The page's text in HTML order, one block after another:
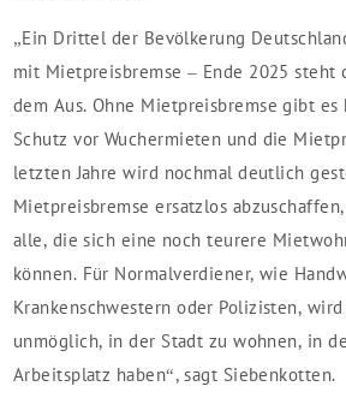
„Ein Drittel der Bevölkerung
mit Mietpreisbremse – Ende 2025 steht
dem Aus. Ohne Mietpreisbremse gibt
Schutz vor Wuchermieten und die
letzten Jahre wird nochmal deutlich
Mietpreisbremse ersatzlos
alle, die sich eine noch teurere
können. Für Normalverdiener, wie
Krankenschwestern oder Polizisten,
unmöglich, in der Stadt zu wohnen, in
Arbeitsplatz haben“, sagt Siebenkotten.